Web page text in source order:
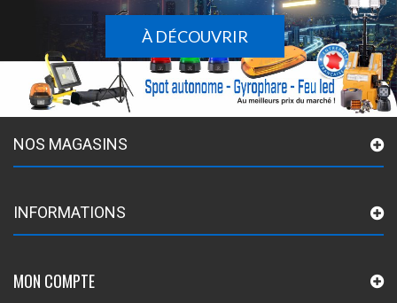
À DÉCOUVRIR
NOS MAGASINS
INFORMATIONS
MON COMPTE